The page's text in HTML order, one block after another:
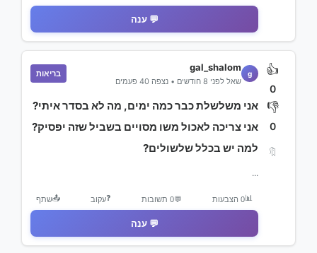
💬 ענה
👍
0
👎
0
🔖
g
gal_shalom
שאל לפני 8 חודשים • נצפה 40 פעמים
בריאות
אני משלשלת כבר כמה ימים, מה לא בסדר איתי?
אני צריכה לאכול משו מסויים בשביל שזה יפסיק?
למה יש בכלל שלשולים?
...
📊0 הצבעות 💬0 תשובות ❓עקוב 📤שתף
💬 ענה